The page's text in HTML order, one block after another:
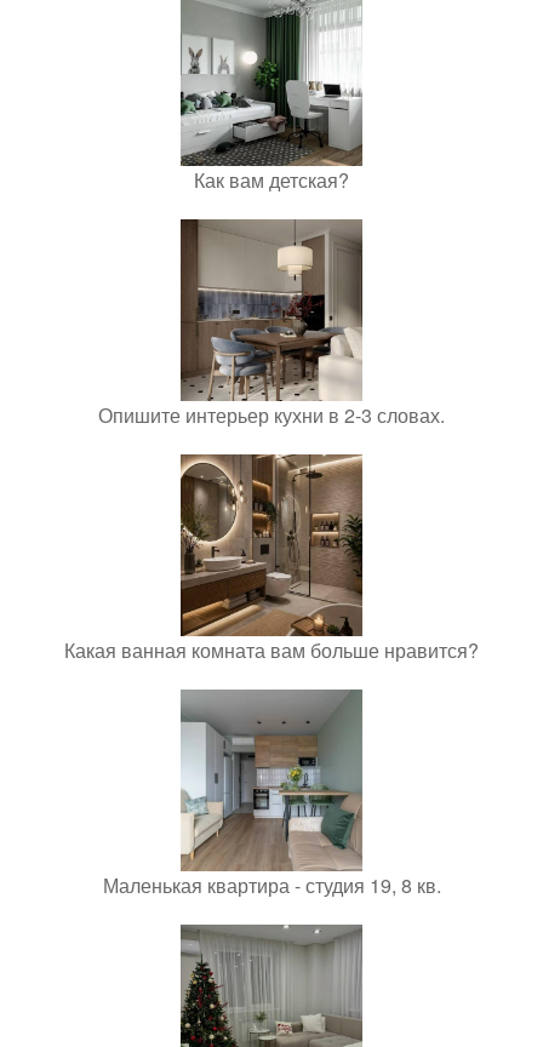
Как вам детская?
Опишите интерьер кухни в 2-3 словах.
Какая ванная комната вам больше нравится?
Маленькая квартира - студия 19, 8 кв.